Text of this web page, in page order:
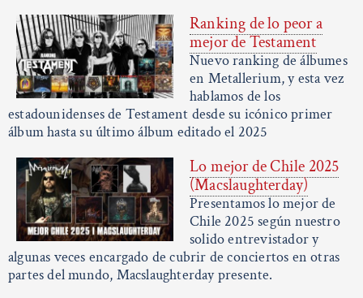
Ranking de lo peor a
mejor de Testament
Nuevo ranking de álbumes
en Metallerium, y esta vez
hablamos de los
estadounidenses de Testament desde su icónico primer
álbum hasta su último álbum editado el 2025
Lo mejor de Chile 2025
(Macslaughterday)
Presentamos lo mejor de
Chile 2025 según nuestro
solido entrevistador y
algunas veces encargado de cubrir de conciertos en otras
partes del mundo, Macslaughterday presente.